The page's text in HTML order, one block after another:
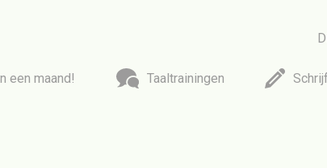
een maand! Taaltrainingen